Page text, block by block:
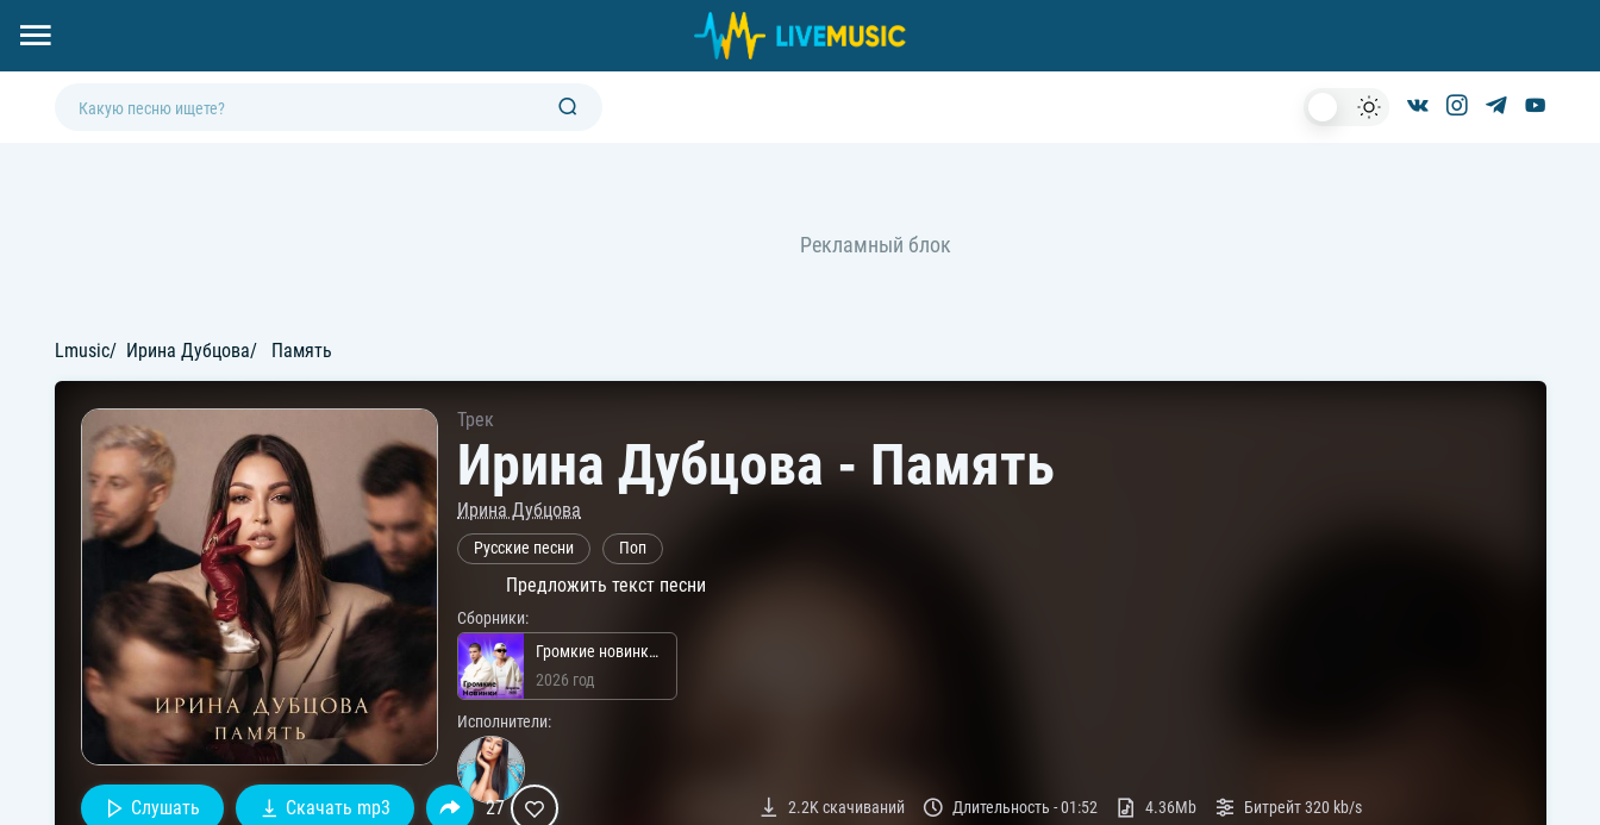
Lmusic Ирина Дубцова Память
Трек
Ирина Дубцова - Память
Ирина Дубцова
Русские песни Поп
Предложить текст песни
Сборники:
Громкие новинки: Апрель 2026
2026 год
Исполнители:
Слушать Скачать mp3 27 2.2Kскачиваний Длительность -01:52 4.36Mb Битрейт320 kb/s